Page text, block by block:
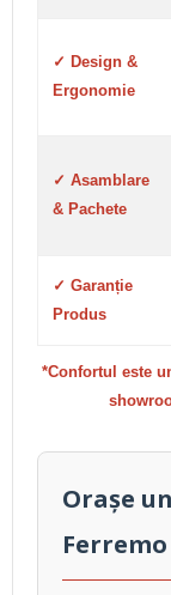
✓ Design &
Ergonomie
✓ Asamblare
& Pachete
✓ Garanție
Produs
*Confortul este
Orașe
Ferremo